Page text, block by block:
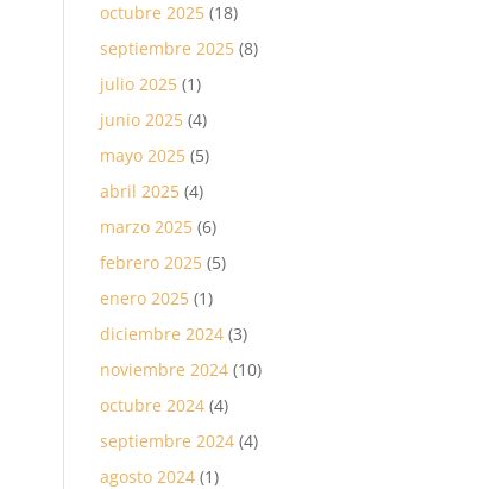
octubre 2025 (18)
septiembre 2025 (8)
julio 2025 (1)
junio 2025 (4)
mayo 2025 (5)
abril 2025 (4)
marzo 2025 (6)
febrero 2025 (5)
enero 2025 (1)
diciembre 2024 (3)
noviembre 2024 (10)
octubre 2024 (4)
septiembre 2024 (4)
agosto 2024 (1)